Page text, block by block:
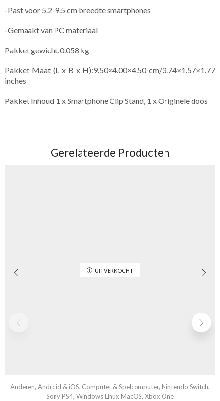
-Past voor 5.2-9.5 cm breedte smartphones
-Gemaakt van PC materiaal
Pakket gewicht:0.058 kg
Pakket Maat (L x B x H):9.50×4.00×4.50 cm/3.74×1.57×1.77
inches
Pakket Inhoud:1 x Smartphone Clip Stand, 1 x Originele doos
Gerelateerde Producten
UITVERKOCHT
Anderen, Android & iOS, Computer & Spelcomputer, Nintendo Switch,
Sony PS4, Windows Linux MacOS, Xbox One